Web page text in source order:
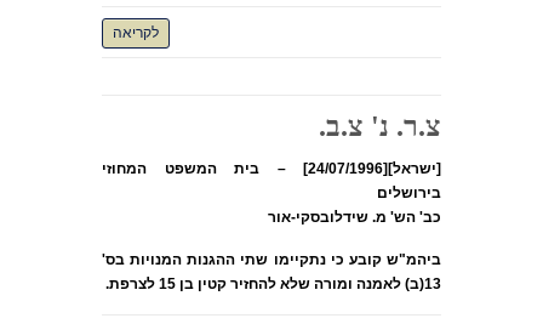
לקריאה
צ.ר. נ' צ.ב.
[ישראל][24/07/1996] – בית המשפט המחוזי
בירושלים
כב' הש' מ. שידלובסקי-אור
ביהמ"ש קובע כי נתקיימו שתי ההגנות המנויות בס'
13(ב) לאמנה ומורה שלא להחזיר קטין בן 15 לצרפת.